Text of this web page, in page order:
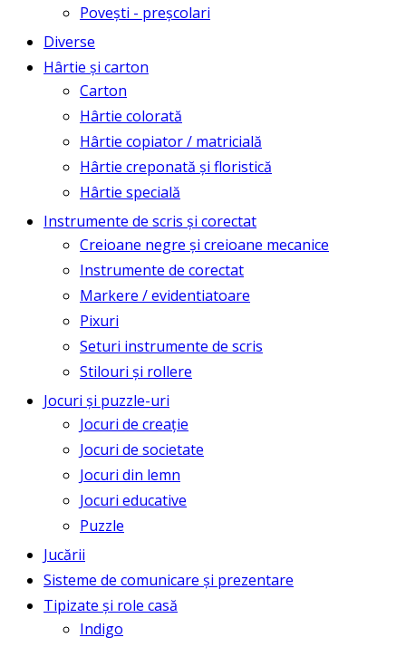
Povești - preșcolari
Diverse
Hârtie și carton
Carton
Hârtie colorată
Hârtie copiator / matricială
Hârtie creponată și floristică
Hârtie specială
Instrumente de scris și corectat
Creioane negre și creioane mecanice
Instrumente de corectat
Markere / evidentiatoare
Pixuri
Seturi instrumente de scris
Stilouri și rollere
Jocuri și puzzle-uri
Jocuri de creație
Jocuri de societate
Jocuri din lemn
Jocuri educative
Puzzle
Jucării
Sisteme de comunicare și prezentare
Tipizate și role casă
Indigo